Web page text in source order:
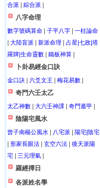
合派
綜合派
八字命理
數字號碼算命 子平八字
一柱論命
大陸盲派 新派命理
占星|七政|塔
羅牌|生命靈數
鐵板神算
卜卦易經金口訣
金口訣 六爻文王 梅花易數
奇門六壬太乙
太乙神數 大六壬神課 奇門遁甲
陰陽宅風水
曾子南楊公風水 八宅派
陽宅|陰宅
形家長眼法 玄空六法
後天派陽
宅
三元理氣
羅經擇日
各派姓名學